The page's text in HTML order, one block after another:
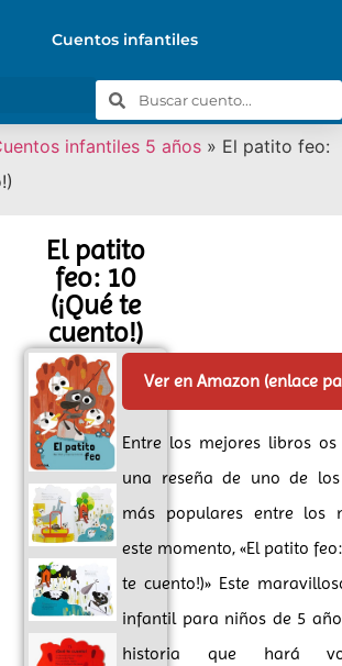
Cuentos infantiles
infantiles 5 años » El patito feo:
El patito
feo: 10
(¡Qué te
cuento!)
Ver en Amazon (enlace
Entre los mejores libros
una reseña de uno de los
más populares entre los
este momento, «El patito feo:
te cuento!)» Este
infantil para niños de 5
historia que hará